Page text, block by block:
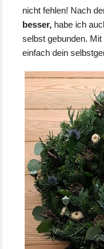
nicht fehlen! Nach
besser, habe ich
selbst gebunden.
einfach dein